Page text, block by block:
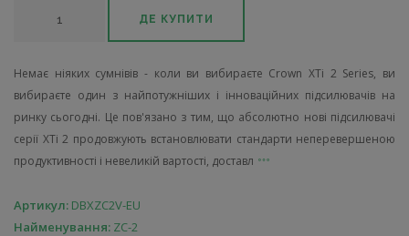
ДЕ КУПИТИ
Немає ніяких сумнівів - коли ви вибираєте Crown XTi 2 Series, ви
вибираєте один з найпотужніших і інноваційних підсилювачів на
ринку сьогодні. Це пов'язано з тим, що абсолютно нові підсилювачі
серії XTi 2 продовжують встановлювати стандарти неперевершеною
продуктивності і невеликій вартості, доставл
Артикул: DBXZC2V-EU
Найменування: ZC-2